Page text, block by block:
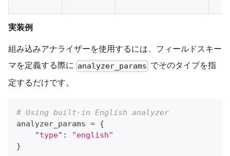
実装例
組み込みアナライザーを使用するには、フィールドスキー
マを定義する際に analyzer_params でそのタイプを指
定するだけです。
# Using built-in English analyzer
analyzer_params = {
"type" :
"english"
}